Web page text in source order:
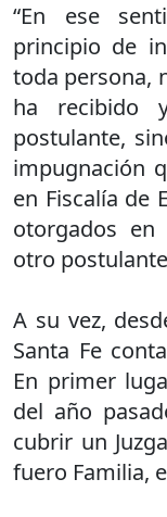
“En ese
principio de
toda persona,
ha recibido
postulante,
impugnación
en Fiscalía de
otorgados
otro
A su vez,
Santa Fe
En primer
del año
cubrir un
fuero Familia,